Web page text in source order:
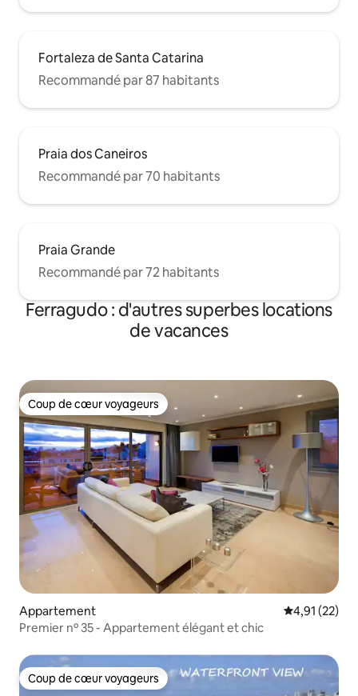
Fortaleza de Santa Catarina
Recommandé par 87 habitants
Praia dos Caneiros
Recommandé par 70 habitants
Praia Grande
Recommandé par 72 habitants
Ferragudo : d'autres superbes locations
de vacances
Coup de cœur voyageurs
Coup de cœur voyageurs
Appartement Évaluation
4,91 (22)
Premier nº 35 - Appartement élégant et chic
Coup de cœur voyageurs
Coup de cœur voyageurs